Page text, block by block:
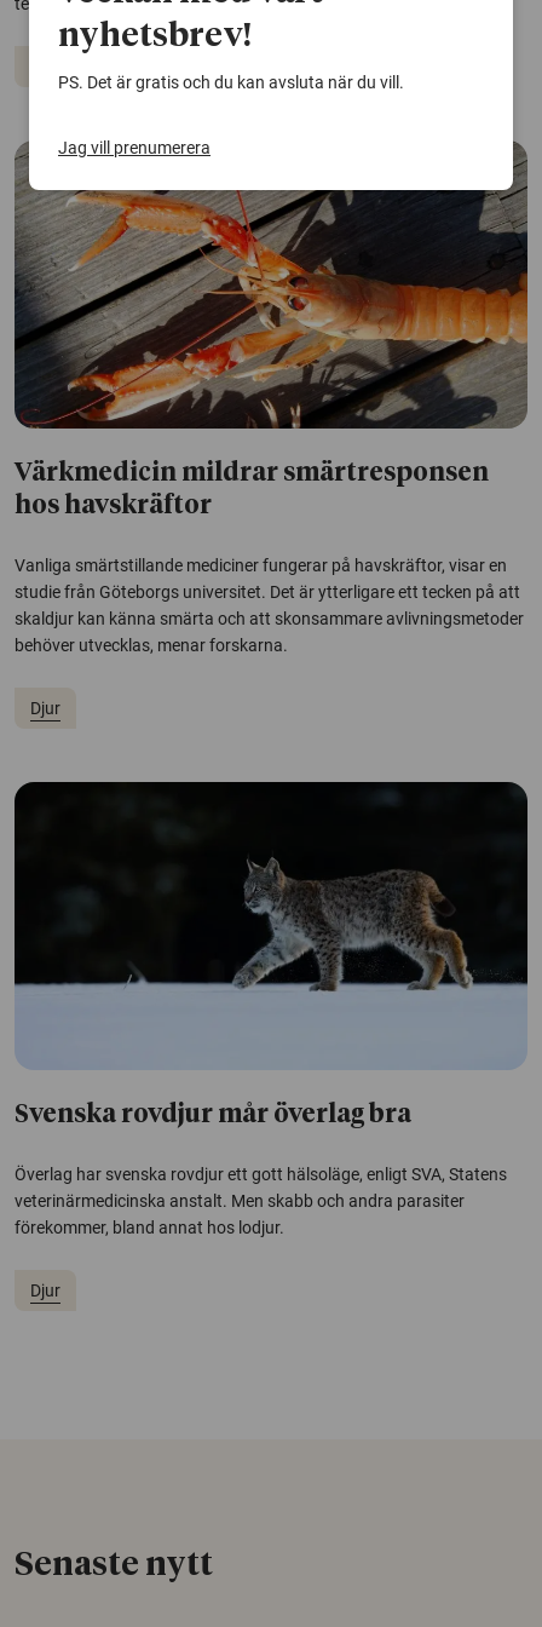
Värkmedicin mildrar smärtresponsen
hos havskräftor
Vanliga smärtstillande mediciner fungerar på havskräftor, visar en
studie från Göteborgs universitet. Det är ytterligare ett tecken på att
skaldjur kan känna smärta och att skonsammare avlivningsmetoder
behöver utvecklas, menar forskarna.
Djur
Svenska rovdjur mår överlag bra
Överlag har svenska rovdjur ett gott hälsoläge, enligt SVA, Statens
veterinärmedicinska anstalt. Men skabb och andra parasiter
förekommer, bland annat hos lodjur.
Djur
Senaste nytt
nyhetsbrev!
PS. Det är gratis och du kan avsluta när du vill.
Jag vill prenumerera